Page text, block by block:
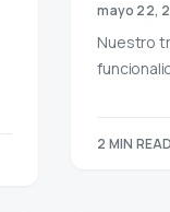
mayo 22,
Nuestro
2 MIN READ